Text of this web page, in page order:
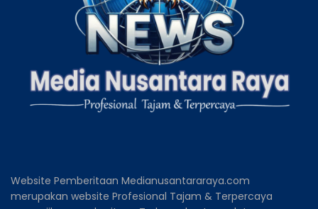
Website Pemberitaan Medianusantararaya.com
merupakan website Profesional Tajam & Terpercaya